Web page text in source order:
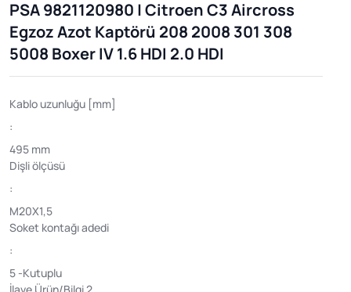
PSA 9821120980 | Citroen C3 Aircross
Egzoz Azot Kaptörü 208 2008 301 308
5008 Boxer IV 1.6 HDI 2.0 HDI
Kablo uzunluğu [mm]
:
495 mm
Dişli ölçüsü
:
M20X1,5
Soket kontağı adedi
:
5 -Kutuplu